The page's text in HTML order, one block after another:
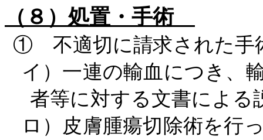
（８）処置・手術
① 不適切に請求された手
イ）一連の輸血につき、
者等に対する文書によ
ロ）皮膚腫瘍切除術を行